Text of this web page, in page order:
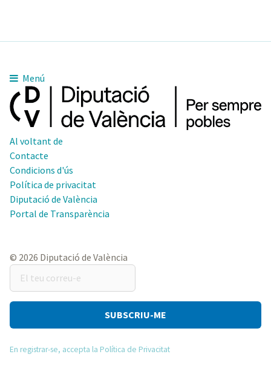
Menú
Al voltant de
Contacte
Condicions d'ús
Política de privacitat
Diputació de València
Portal de Transparència
© 2026 Diputació de València
El
teu
correu-
En registrar-se, accepta la Política de Privacitat